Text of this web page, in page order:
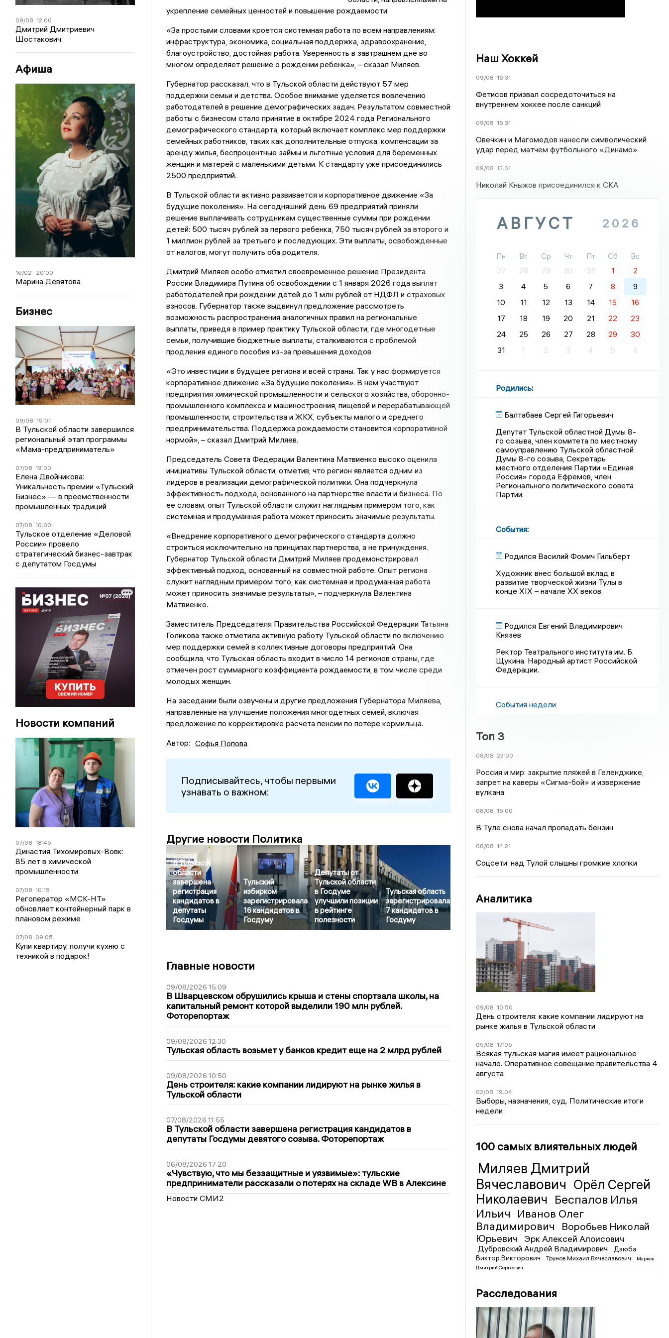
09/08 12:00
Дмитрий Дмитриевич
Шостакович
Афиша
16/02 20:00
Марина Девятова
Бизнес
09/08 15:01
В Тульской области завершился
региональный этап программы
«Мама-предприниматель»
07/08 19:00
Елена Двойникова:
Уникальность премии «Тульский
Бизнес» — в преемственности
промышленных традиций
07/08 10:00
Тульское отделение «Деловой
России» провело
стратегический бизнес-завтрак
с депутатом Госдумы
Новости компаний
07/08 18:45
Династия Тихомировых-Вовк:
85 лет в химической
промышленности
07/08 10:15
Регоператор «МСК-НТ»
обновляет контейнерный парк в
плановом режиме
07/08 09:05
Купи квартиру, получи кухню с
техникой в подарок!
укрепление семейных ценностей и повышение рождаемости.
«За простыми словами кроется системная работа по всем направлениям:
инфраструктура, экономика, социальная поддержка, здравоохранение,
благоустройство, достойная работа. Уверенность в завтрашнем дне во
многом определяет решение о рождении ребенка», – сказал Миляев.
Губернатор рассказал, что в Тульской области действуют 57 мер
поддержки семьи и детства. Особое внимание уделяется вовлечению
работодателей в решение демографических задач. Результатом совместной
работы с бизнесом стало принятие в октябре 2024 года Регионального
демографического стандарта, который включает комплекс мер поддержки
семейных работников, таких как дополнительные отпуска, компенсации за
аренду жилья, беспроцентные займы и льготные условия для беременных
женщин и матерей с маленькими детьми. К стандарту уже присоединились
2500 предприятий.
В Тульской области активно развивается и корпоративное движение «За
будущие поколения». На сегодняшний день 69 предприятий приняли
решение выплачивать сотрудникам существенные суммы при рождении
детей: 500 тысяч рублей за первого ребенка, 750 тысяч рублей за второго и
1 миллион рублей за третьего и последующих. Эти выплаты, освобожденные
от налогов, могут получить оба родителя.
Дмитрий Миляев особо отметил своевременное решение Президента
России Владимира Путина об освобождении с 1 января 2026 года выплат
работодателей при рождении детей до 1 млн рублей от НДФЛ и страховых
взносов. Губернатор также выдвинул предложение рассмотреть
возможность распространения аналогичных правил на региональные
выплаты, приведя в пример практику Тульской области, где многодетные
семьи, получившие бюджетные выплаты, сталкиваются с проблемой
продления единого пособия из-за превышения доходов.
«Это инвестиции в будущее региона и всей страны. Так у нас формируется
корпоративное движение «За будущие поколения». В нем участвуют
предприятия химической промышленности и сельского хозяйства, оборонно-
промышленного комплекса и машиностроения, пищевой и перерабатывающей
промышленности, строительства и ЖКХ, субъекты малого и среднего
предпринимательства. Поддержка рождаемости становится корпоративной
нормой», – сказал Дмитрий Миляев.
Председатель Совета Федерации Валентина Матвиенко высоко оценила
инициативы Тульской области, отметив, что регион является одним из
лидеров в реализации демографической политики. Она подчеркнула
эффективность подхода, основанного на партнерстве власти и бизнеса. По
ее словам, опыт Тульской области служит наглядным примером того, как
системная и продуманная работа может приносить значимые результаты.
«Внедрение корпоративного демографического стандарта должно
строиться исключительно на принципах партнерства, а не принуждения.
Губернатор Тульской области Дмитрий Миляев продемонстрировал
эффективный подход, основанный на совместной работе. Опыт региона
служит наглядным примером того, как системная и продуманная работа
может приносить значимые результаты», – подчеркнула Валентина
Матвиенко.
Заместитель Председателя Правительства Российской Федерации Татьяна
Голикова также отметила активную работу Тульской области по включению
мер поддержки семей в коллективные договоры предприятий. Она
сообщила, что Тульская область входит в число 14 регионов страны, где
отмечен рост суммарного коэффициента рождаемости, в том числе среди
молодых женщин.
На заседании были озвучены и другие предложения Губернатора Миляева,
направленные на улучшение положения многодетных семей, включая
предложение по корректировке расчета пенсии по потере кормильца.
Автор: Софья Попова
Подписывайтесь, чтобы первыми
узнавать о важном:
Другие новости Политика
В Тульской
области
завершена
регистрация
кандидатов в
депутаты
Госдумы
Тульский
избирком
зарегистрировала
16 кандидатов в
Госдуму
Депутаты от
Тульской области
в Госдуме
улучшили позиции
в рейтинге
полезности
Тульская область
зарегистрировала
7 кандидатов в
Госдуму
Главные новости
09/08/2026 15:09
В Шварцевском обрушились крыша и стены спортзала школы, на
капитальный ремонт которой выделили 190 млн рублей.
Фоторепортаж
09/08/2026 12:30
Тульская область возьмет у банков кредит еще на 2 млрд рублей
09/08/2026 10:50
День строителя: какие компании лидируют на рынке жилья в
Тульской области
07/08/2026 11:55
В Тульской области завершена регистрация кандидатов в
депутаты Госдумы девятого созыва. Фоторепортаж
06/08/2026 17:20
«Чувствую, что мы беззащитные и уязвимые»: тульские
предприниматели рассказали о потерях на складе WB в Алексине
Новости СМИ2
Наш Хоккей
09/08 16:31
Фетисов призвал сосредоточиться на
внутреннем хоккее после санкций
09/08 15:31
Овечкин и Магомедов нанесли символический
удар перед матчем футбольного «Динамо»
09/08 12:01
Николай Кныжов присоединился к СКА
АВГУСТ 2026
Пн Вт Ср Чт Пт Сб
Вс
27
28 29 30 31 1
2
3
4 5 6 7 8
9
10
11 12 13 14 15
16
17
18 19 20 21 22
23
24
25 26 27 28 29
30
31
1 2 3 4 5 6
Родились:
Балтабаев Сергей Гигорьевич
Депутат Тульской областной Думы 8-
го созыва, член комитета по местному
самоуправлению Тульской областной
Думы 8-го созыва, Секретарь
местного отделения Партии «Единая
Россия» города Ефремов, член
Регионального политического совета
Партии.
События:
Родился Василий Фомич Гильберт
Художник внес большой вклад в
развитие творческой жизни Тулы в
конце XIX – начале XX веков.
Родился Евгений Владимирович
Князев
Ректор Театрального института им. Б.
Щукина. Народный артист Российской
Федерации.
События недели
Топ 3
08/08 23:00
Россия и мир: закрытие пляжей в Геленджике,
запрет на каверы «Сигма-бой» и извержение
вулкана
08/08 15:00
В Туле снова начал пропадать бензин
08/08 14:21
Соцсети: над Тулой слышны громкие хлопки
Аналитика
09/08 10:50
День строителя: какие компании лидируют на
рынке жилья в Тульской области
05/08 17:05
Всякая тульская магия имеет рациональное
начало. Оперативное совещание правительства 4
августа
02/08 19:04
Выборы, назначения, суд. Политические итоги
недели
100 самых влиятельных людей
Миляев Дмитрий
Вячеславович Орёл Сергей
Николаевич Беспалов Илья
Ильич
Иванов Олег
Владимирович
Воробьев Николай
Юрьевич
Эрк Алексей Алоисович
Дубровский Андрей Владимирович
Дзюба
Виктор Викторович
Трунов Михаил Вячеславович
Марков
Дмитрий Сергеевич
Расследования